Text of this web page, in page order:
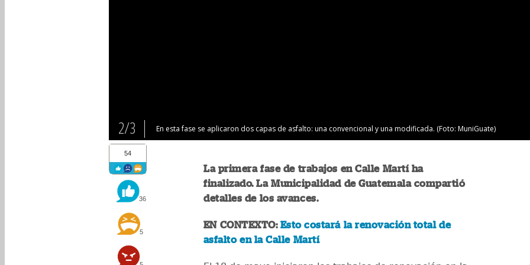
2/3 En esta fase se aplicaron dos capas de asfalto: una convencional y una modificada. (Foto: MuniGuate)
54
36
5
La primera fase de trabajos en Calle Martí ha
finalizado. La Municipalidad de Guatemala compartió
detalles de los avances.
EN CONTEXTO: Esto costará la renovación total de
asfalto en la Calle Martí